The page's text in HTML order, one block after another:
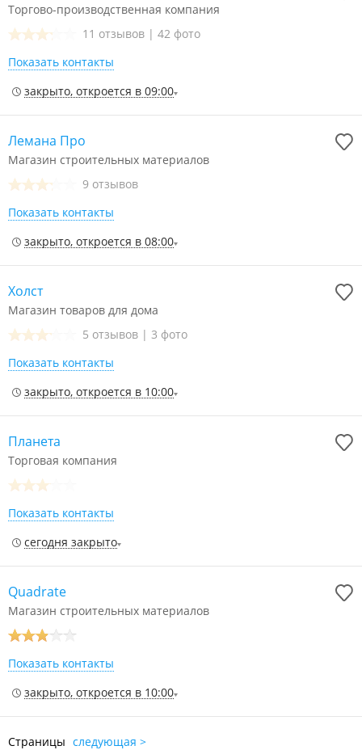
Торгово-производственная компания
11 отзывов | 42 фото
Показать контакты
закрыто, откроется в 09:00
Лемана Про
Магазин строительных материалов
9 отзывов
Показать контакты
закрыто, откроется в 08:00
Холст
Магазин товаров для дома
5 отзывов | 3 фото
Показать контакты
закрыто, откроется в 10:00
Планета
Торговая компания
Показать контакты
сегодня закрыто
Quadrate
Магазин строительных материалов
Показать контакты
закрыто, откроется в 10:00
Страницы следующая >